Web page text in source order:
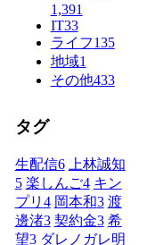
1,391
IT33
ライフ135
地域1
その他433
タグ
生配信6
上林誠知
5 楽しんご4 キン
プリ 4 岡本和3 渡
邊渚3 契約金3 希
望3 ダレノガレ明